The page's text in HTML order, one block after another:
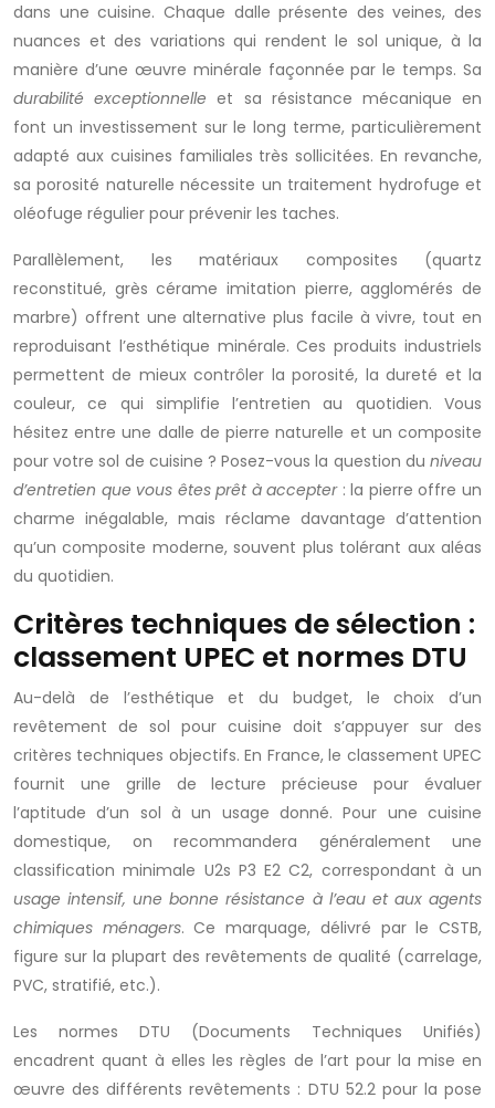
dans une cuisine. Chaque dalle présente des veines, des
nuances et des variations qui rendent le sol unique, à la
manière d’une œuvre minérale façonnée par le temps. Sa
durabilité exceptionnelle et sa résistance mécanique en
font un investissement sur le long terme, particulièrement
adapté aux cuisines familiales très sollicitées. En revanche,
sa porosité naturelle nécessite un traitement hydrofuge et
oléofuge régulier pour prévenir les taches.
Parallèlement, les matériaux composites (quartz
reconstitué, grès cérame imitation pierre, agglomérés de
marbre) offrent une alternative plus facile à vivre, tout en
reproduisant l’esthétique minérale. Ces produits industriels
permettent de mieux contrôler la porosité, la dureté et la
couleur, ce qui simplifie l’entretien au quotidien. Vous
hésitez entre une dalle de pierre naturelle et un composite
pour votre sol de cuisine ? Posez-vous la question du niveau
d’entretien que vous êtes prêt à accepter: la pierre offre un
charme inégalable, mais réclame davantage d’attention
qu’un composite moderne, souvent plus tolérant aux aléas
du quotidien.
Critères techniques de sélection :
classement UPEC et normes DTU
Au-delà de l’esthétique et du budget, le choix d’un
revêtement de sol pour cuisine doit s’appuyer sur des
critères techniques objectifs. En France, le classement UPEC
fournit une grille de lecture précieuse pour évaluer
l’aptitude d’un sol à un usage donné. Pour une cuisine
domestique, on recommandera généralement une
classification minimale U2s P3 E2 C2, correspondant à un
usage intensif, une bonne résistance à l’eau et aux agents
chimiques ménagers. Ce marquage, délivré par le CSTB,
figure sur la plupart des revêtements de qualité (carrelage,
PVC, stratifié, etc.).
Les normes DTU (Documents Techniques Unifiés)
encadrent quant à elles les règles de l’art pour la mise en
œuvre des différents revêtements : DTU 52.2 pour la pose